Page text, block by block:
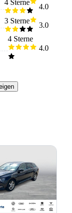
den
lässt.
4 Sterne
4.0
3 Sterne
3.0
4 Sterne
4.0